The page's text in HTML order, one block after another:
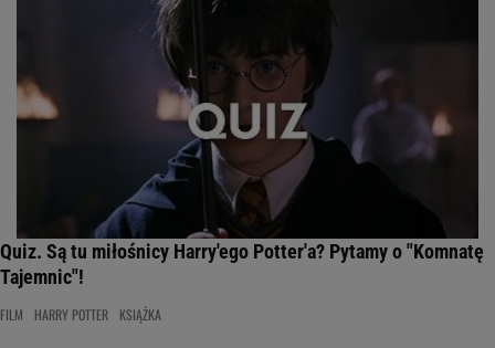
Quiz. Są tu miłośnicy Harry'ego Potter'a? Pytamy o "Komnatę
Tajemnic"!
FILM HARRY POTTER KSIĄŻKA